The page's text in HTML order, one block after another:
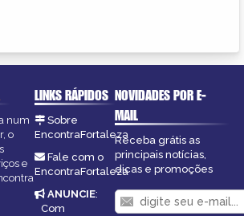
num
o
e
LINKS RÁPIDOS
Sobre
EncontraFortaleza
Fale com o
EncontraFortaleza
ANUNCIE:
Com
NOVIDADES POR E-
MAIL
Receba grátis as
principais notícias,
dicas e promoções